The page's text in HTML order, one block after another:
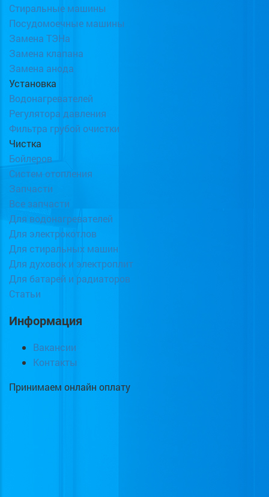
Стиральные машины
Посудомоечные машины
Замена ТЭНа
Замена клапана
Замена анода
Установка
Водонагревателей
Регулятора давления
Фильтра грубой очистки
Чистка
Бойлеров
Систем отопления
Запчасти
Все запчасти
Для водонагревателей
Для электрокотлов
Для стиральных машин
Для духовок и электроплит
Для батарей и радиаторов
Статьи
Информация
Вакансии
Контакты
Принимаем онлайн оплату